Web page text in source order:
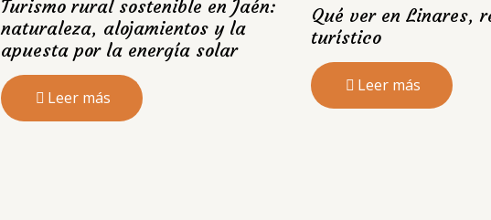
Turismo rural sostenible en Jaén:
naturaleza, alojamientos y la
apuesta por la energía solar
Leer más
Qué ver en Linares,
turístico
Leer más